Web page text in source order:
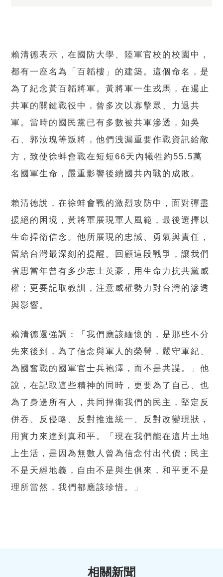
賴清德表示，在國防大學、陸軍官校的校園中，
都有一座名為「百韜樓」的建築。這個命名，是
為了紀念黃百韜將軍。黃將軍一生戎馬，在遏止
共軍的關鍵戰役中，曾多次以寡擊眾、力退共
軍。當時的國民黨已有多數被共軍滲透，如吳
石、郭汝瑰等叛將，他們洩漏重要作戰資訊給敵
方，致使徐蚌會戰在短短66天內犧牲約55.5萬
名國軍生命，嚴重影響後續國共內戰的成敗。
賴清德說，在徐蚌會戰的激烈攻防中，面對彈盡
援絕的困境，黃將軍展現軍人風範，最後選擇以
生命捍衛信念。他所展現的忠誠、勇氣與責任，
留給台灣最深刻的提醒。回顧這段戰爭，讓我們
省思當年曾有多少志士英豪，用生命力抗共黨威
權；更要記取教訓，注意威權勢力對台灣的滲透
與影響。
賴清德還強調：「我們應該緬懷的，是那些不分
先來後到，為了信念與軍人的榮譽，嚴守軍紀、
為國奮戰的國軍官士兵袍澤，而不是共諜。」他
說，在記取這些精神的同時，更要為了自己、也
為了身邊所有人，共同捍衛我們的民主，堅定反
併吞、反侵略、反對推進統一、反對改變現狀，
用實力來達到真和平。「現在我們能在這片土地
上生活，是因為無數人曾為信念付出代價；民主
不是天經地義，自由不是與生俱來，和平更不是
理所當然，我們都應該珍惜。」
相關新聞